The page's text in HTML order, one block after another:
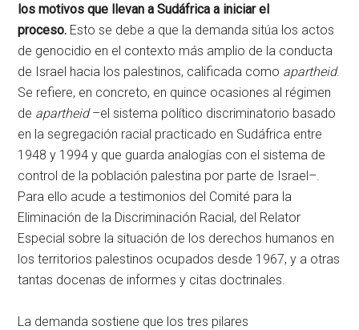
los motivos que llevan a Sudáfrica a iniciar el
proceso. Esto se debe a que la demanda sitúa los actos
de genocidio en el contexto más amplio de la conducta
de Israel hacia los palestinos, calificada como apartheid.
Se refiere, en concreto, en quince ocasiones al régimen
de apartheid–el sistema político discriminatorio basado
en la segregación racial practicado en Sudáfrica entre
1948 y 1994 y que guarda analogías con el sistema de
control de la población palestina por parte de Israel–.
Para ello acude a testimonios del Comité para la
Eliminación de la Discriminación Racial, del Relator
Especial sobre la situación de los derechos humanos en
los territorios palestinos ocupados desde 1967, y a otras
tantas docenas de informes y citas doctrinales.
La demanda sostiene que los tres pilares